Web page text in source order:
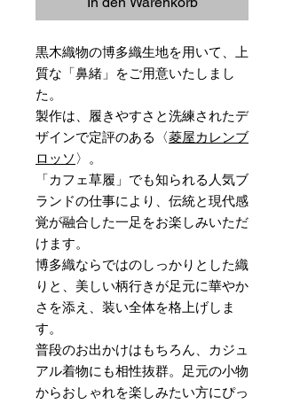
黒木織物の博多織生地を用いて、上
質な「鼻緒」をご用意いたしまし
た。
製作は、履きやすさと洗練されたデ
ザインで定評のある〈菱屋カレンブ
ロッソ 〉。
「カフェ草履」でも知られる人気ブ
ランドの仕事により、伝統と現代感
覚が融合した一足をお楽しみいただ
けます。
博多織ならではのしっかりとした織
りと、美しい柄行きが足元に華やか
さを添え、装い全体を格上げしま
す。
普段のお出かけはもちろん、カジュ
アル着物にも相性抜群。足元の小物
からおしゃれを楽しみたい方にぴっ